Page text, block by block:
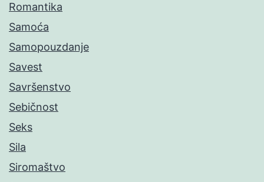
Romantika
Samoća
Samopouzdanje
Savest
Savršenstvo
Sebičnost
Seks
Sila
Siromaštvo